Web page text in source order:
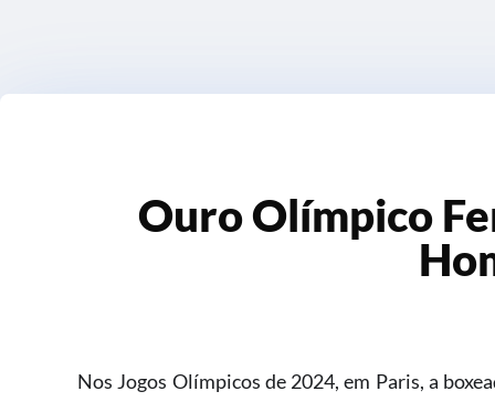
Ouro Olímpico
Nos Jogos Olímpicos de 2024, em Paris, a